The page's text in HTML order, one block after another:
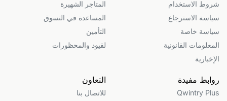
شروط الاستخدام
سياسة الاسترجاع
سياسة خاصة
المعلومات القانونية
الإخبارية
المتاجر الشهيرة
المساعدة في التسوق
التأمين
لقيود والمحظورات
روابط مفيدة
Qwintry Plus
التعاون
للاتصال بنا